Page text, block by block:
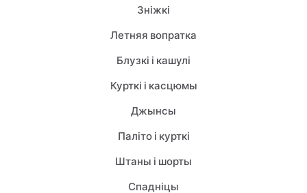
Зніжкі
Летняя вопратка
Блузкі і кашулі
Курткі і касцюмы
Джынсы
Паліто і курткі
Штаны і шорты
Спадніцы